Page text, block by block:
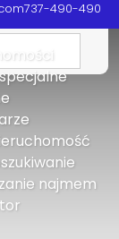
737-490-490
najmem